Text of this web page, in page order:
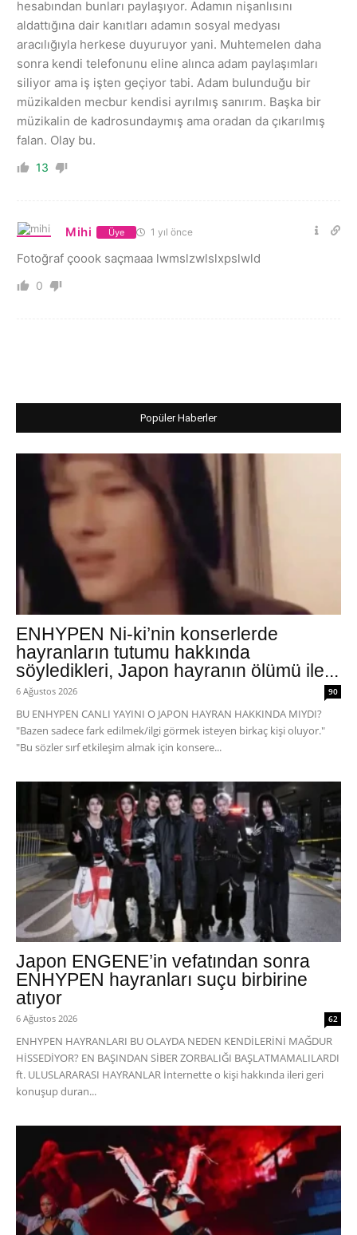
hesabından bunları paylaşıyor. Adamın nişanlısını
aldattığına dair kanıtları adamın sosyal medyası
aracılığıyla herkese duyuruyor yani. Muhtemelen daha
sonra kendi telefonunu eline alınca adam paylaşımları
siliyor ama iş işten geçiyor tabi. Adam bulunduğu bir
müzikalden mecbur kendisi ayrılmış sanırım. Başka bir
müzikalin de kadrosundaymış ama oradan da çıkarılmış
falan. Olay bu.
13
Mihi Üye 1 yıl önce
Fotoğraf çoook saçmaaa lwmslzwlslxpslwld
0
Popüler Haberler
ENHYPEN Ni-ki’nin konserlerde
hayranların tutumu hakkında
söyledikleri, Japon hayranın ölümü ile...
6 Ağustos 2026 90
BU ENHYPEN CANLI YAYINI O JAPON HAYRAN HAKKINDA MIYDI?
"Bazen sadece fark edilmek/ilgi görmek isteyen birkaç kişi oluyor."
"Bu sözler sırf etkileşim almak için konsere...
Japon ENGENE’in vefatından sonra
ENHYPEN hayranları suçu birbirine
atıyor
6 Ağustos 2026 62
ENHYPEN HAYRANLARI BU OLAYDA NEDEN KENDİLERİNİ MAĞDUR
HİSSEDİYOR? EN BAŞINDAN SİBER ZORBALIĞI BAŞLATMAMALILARDI
ft. ULUSLARARASI HAYRANLAR İnternette o kişi hakkında ileri geri
konuşup duran...